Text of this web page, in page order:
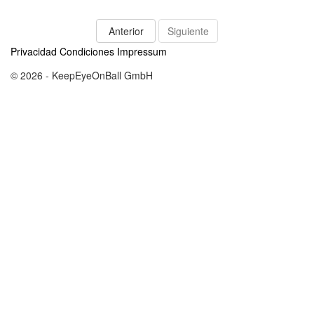
Anterior
Siguiente
Privacidad Condiciones Impressum
© 2026 - KeepEyeOnBall GmbH